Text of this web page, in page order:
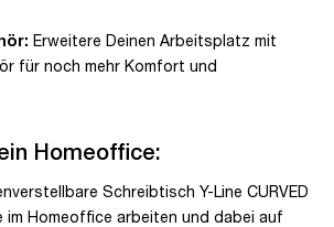
Erweitere Deinen Arbeitsplatz mit
für noch mehr Komfort und
Homeoffice:
Schreibtisch Y-Line CURVED
im Homeoffice arbeiten und dabei auf